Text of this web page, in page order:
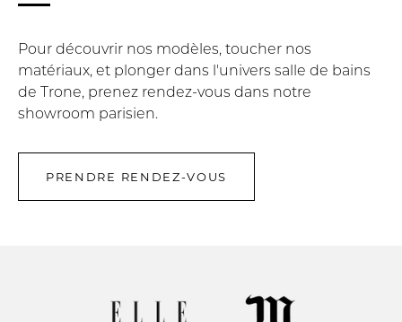
Pour découvrir nos modèles, toucher nos
matériaux, et plonger dans l'univers salle de bains
de Trone, prenez rendez-vous dans notre
showroom parisien.
PRENDRE RENDEZ-VOUS